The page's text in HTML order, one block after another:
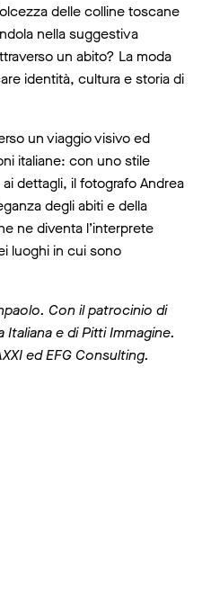
delle colline toscane
nella suggestiva
un abito? La moda
identità, cultura e storia di
un viaggio visivo ed
italiane: con uno stile
dettagli, il fotografo Andrea
degli abiti e della
ne diventa l’interprete
luoghi in cui sono
Con il patrocinio di
Italiana e di Pitti Immagine.
ed EFG Consulting.